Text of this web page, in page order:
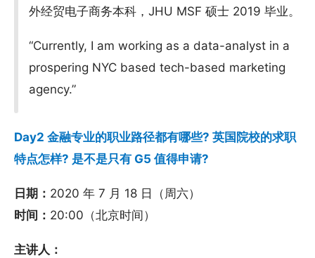
外经贸电子商务本科，JHU MSF 硕士 2019 毕业。
“Currently, I am working as a data-analyst in a
prospering NYC based tech-based marketing
agency.”
Day2 金融专业的职业路径都有哪些? 英国院校的求职
特点怎样? 是不是只有 G5 值得申请?
日期： 2020 年 7 月 18 日（周六）
时间： 20:00（北京时间）
主讲人：